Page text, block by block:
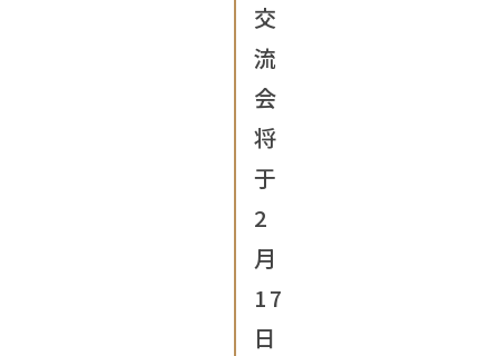
交
流
会
将
于
2
月
17
日